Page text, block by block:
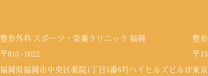
整形外科 スポーツ・栄養クリニック 福岡
〒810 - 0022
福岡県福岡市中央区薬院1丁目5番6号ハイヒルズビル1F
整
〒
東